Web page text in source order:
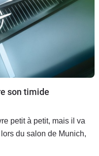
? Pour ce nouveau
trois alternatives
son timide
petit à petit, mais il va
du salon de Munich,